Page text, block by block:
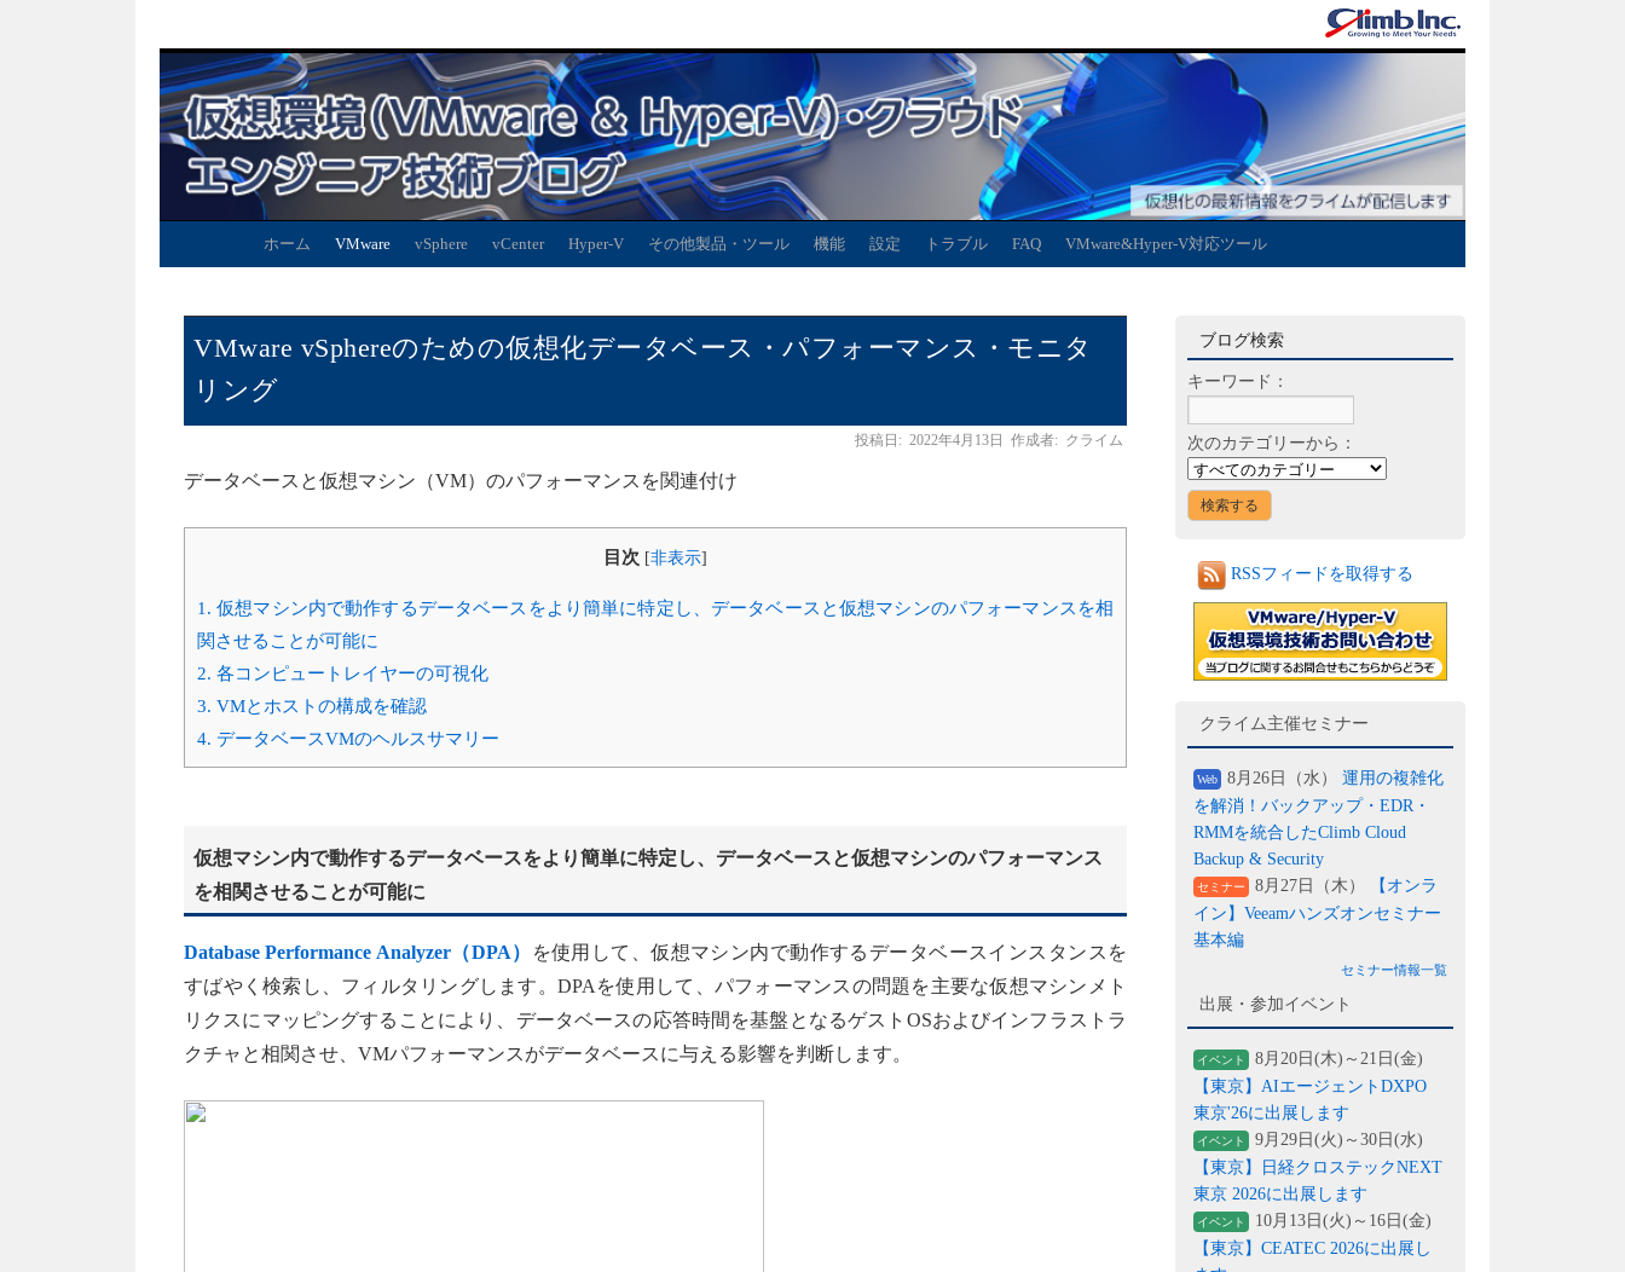
ホーム VMware vSphere vCenter Hyper-V その他製品・ツール 機能 設定 トラブル FAQ VMware&Hyper-V対応ツール
VMware vSphereのための仮想化データベース・パフォーマンス・モニタ
リング
投稿日: 2022年4月13日 作成者: クライム
データベースと仮想マシン（VM）のパフォーマンスを関連付け
目次 [非表示]
1. 仮想マシン内で動作するデータベースをより簡単に特定し、データベースと仮想マシンのパフォーマンスを相
関させることが可能に
2. 各コンピュートレイヤーの可視化
3. VMとホストの構成を確認
4. データベースVMのヘルスサマリー
仮想マシン内で動作するデータベースをより簡単に特定し、データベースと仮想マシンのパフォーマンス
を相関させることが可能に
Database Performance Analyzer（DPA）
を使用して、仮想マシン内で動作するデータベースインスタンスを
すばやく検索し、フィルタリングします。DPAを使用して、パフォーマンスの問題を主要な仮想マシンメト
リクスにマッピングすることにより、データベースの応答時間を基盤となるゲストOSおよびインフラストラ
クチャと相関させ、VMパフォーマンスがデータベースに与える影響を判断します。
ブログ検索
キーワード：
次のカテゴリーから：
RSSフィードを取得する
クライム主催セミナー
Web 8月26日（水） 運用の複雑化
を解消！バックアップ・EDR・
RMMを統合したClimb Cloud
Backup & Security
セミナー 8月27日（木）
【オンラ
イン】Veeamハンズオンセミナー
基本編
セミナー情報一覧
出展・参加イベント
イベント
8月20日(木)～21日(金)
【東京】AIエージェントDXPO
東京'26に出展します
イベント
9月29日(火)～30日(水)
【東京】日経クロステックNEXT
東京 2026に出展します
イベント
10月13日(火)～16日(金)
【東京】CEATEC 2026に出展し